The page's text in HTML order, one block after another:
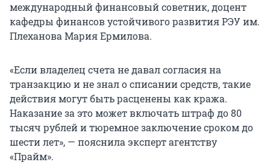
международный финансовый советник, доцент
кафедры финансов устойчивого развития РЭУ им.
Плеханова Мария Ермилова.
«Если владелец счета не давал согласия на
транзакцию и не знал о списании средств, такие
действия могут быть расценены как кража.
Наказание за это может включать штраф до 80
тысяч рублей и тюремное заключение сроком до
шести лет», — пояснила эксперт агентству
«Прайм».